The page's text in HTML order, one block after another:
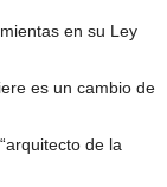
en su Ley
es un cambio de
de la